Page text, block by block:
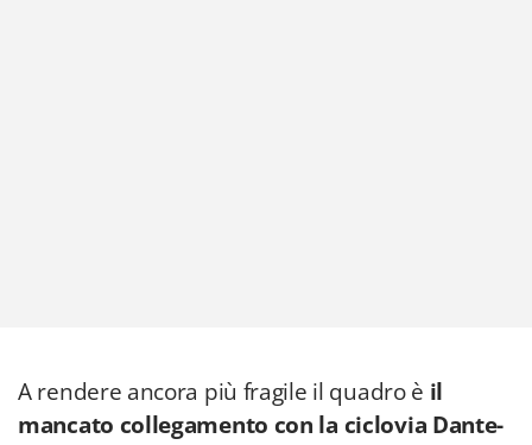
A rendere ancora più fragile il quadro è il
mancato collegamento con la ciclovia Dante-